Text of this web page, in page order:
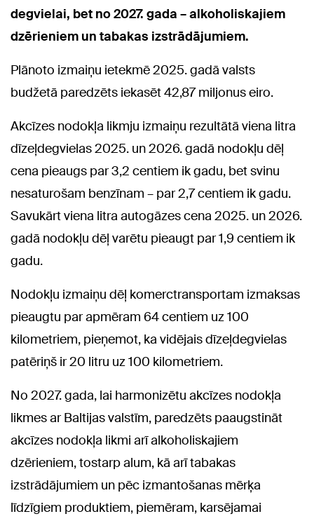
degvielai, bet no 2027. gada – alkoholiskajiem
dzērieniem un tabakas izstrādājumiem.
Plānoto izmaiņu ietekmē 2025. gadā valsts
budžetā paredzēts iekasēt 42,87 miljonus eiro.
Akcīzes nodokļa likmju izmaiņu rezultātā viena litra
dīzeļdegvielas 2025. un 2026. gadā nodokļu dēļ
cena pieaugs par 3,2 centiem ik gadu, bet svinu
nesaturošam benzīnam – par 2,7 centiem ik gadu.
Savukārt viena litra autogāzes cena 2025. un 2026.
gadā nodokļu dēļ varētu pieaugt par 1,9 centiem ik
gadu.
Nodokļu izmaiņu dēļ komerctransportam izmaksas
pieaugtu par apmēram 64 centiem uz 100
kilometriem, pieņemot, ka vidējais dīzeļdegvielas
patēriņš ir 20 litru uz 100 kilometriem.
No 2027. gada, lai harmonizētu akcīzes nodokļa
likmes ar Baltijas valstīm, paredzēts paaugstināt
akcīzes nodokļa likmi arī alkoholiskajiem
dzērieniem, tostarp alum, kā arī tabakas
izstrādājumiem un pēc izmantošanas mērķa
līdzīgiem produktiem, piemēram, karsējamai